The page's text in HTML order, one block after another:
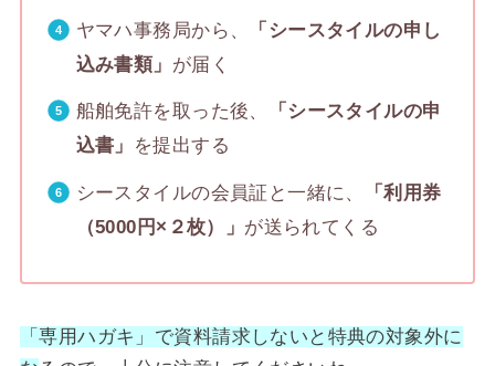
ヤマハ事務局から、
「シースタイルの申し
込み書類」 が届く
船舶免許を取った後、
「シースタイルの申
込書」
を提出する
シースタイルの会員証と一緒に、
「利用券
（5000円×２枚）」 が送られてくる
「専用ハガキ」で資料請求しないと特典の対象外に